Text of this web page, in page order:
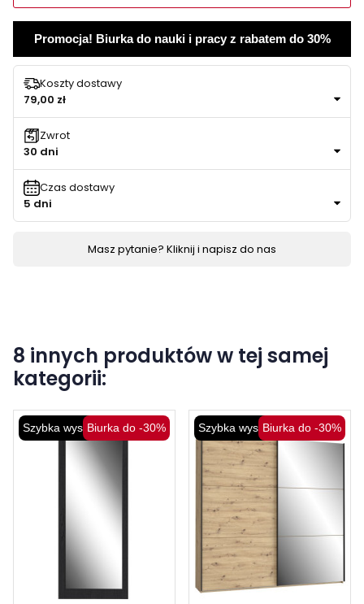
Promocja! Biurka do nauki i pracy z rabatem do 30%
Koszty dostawy
79,00 zł
Zwrot
30 dni
Czas dostawy
5 dni
Masz pytanie? Kliknij i napisz do nas
8 innych produktów w tej samej
kategorii:
Szybka wysyłkaBiurka do -30% Szybka wysyłkaBiurka do -30%